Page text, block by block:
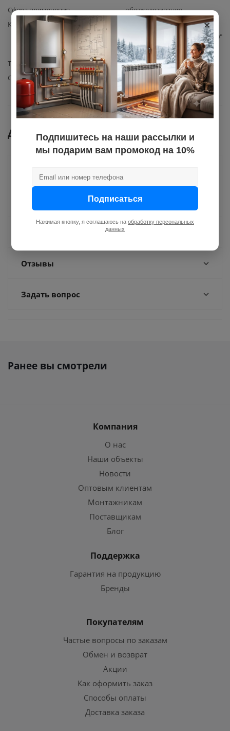
Сфера применения
обезжелезивание
Комплектация
Картридж для
обезжелезивания нитяной 20"
BB Poseidon 1шт.
Типоразмер
20" BB
Степень фильтрации, мкм.
Документы
Отзывы
Задать вопрос
Ранее вы смотрели
Компания
О нас
Наши объекты
Новости
Оптовым клиентам
Монтажникам
Поставщикам
Блог
Поддержка
Гарантия на продукцию
Бренды
Покупателям
Частые вопросы по заказам
Обмен и возврат
Акции
Как оформить заказ
Способы оплаты
Доставка заказа
×
Подпишитесь на наши рассылки и
мы подарим вам промокод на 10%
Подписаться
Нажимая кнопку, я соглашаюсь на обработку персональных
данных